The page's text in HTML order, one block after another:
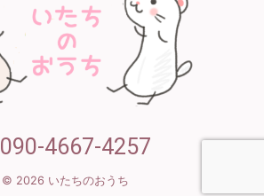
090-4667-4257
© 2026 いたちのおうち